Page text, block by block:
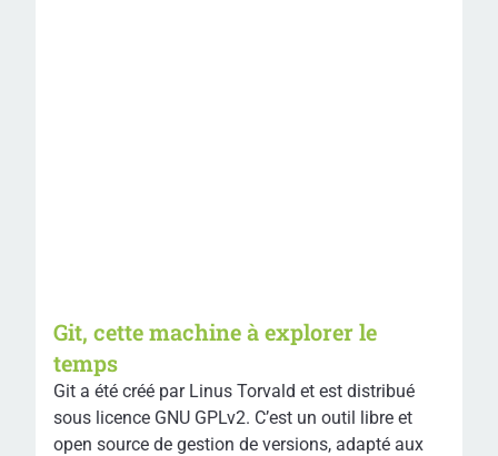
Git, cette machine à explorer le
temps
Git a été créé par Linus Torvald et est distribué
sous licence GNU GPLv2. C’est un outil libre et
open source de gestion de versions, adapté aux